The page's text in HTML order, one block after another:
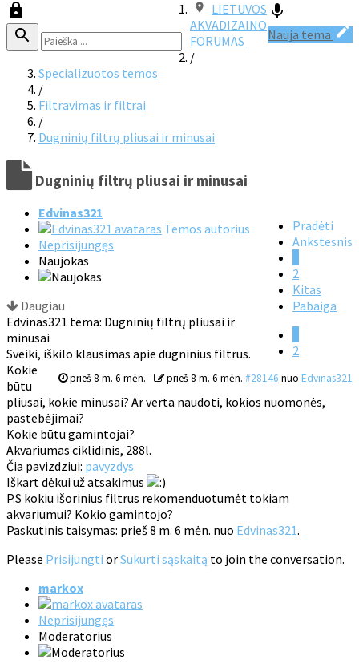
Nauja tema
LIETUVOS
AKVADIZAINO
FORUMAS
/
Specializuotos temos
/
Filtravimas ir filtrai
/
Dugninių filtrų pliusai ir minusai
Dugninių filtrų pliusai ir minusai
Pradėti
Ankstesnis
2
Kitas
Pabaiga
2
Edvinas321
Temos autorius
Neprisijungęs
Naujokas
Daugiau
prieš 8 m. 6 mėn. - prieš 8 m. 6 mėn. #28146 nuo Edvinas321
Edvinas321 tema: Dugninių filtrų pliusai ir
minusai
Sveiki, iškilo klausimas apie dugninius filtrus.
Kokie
būtu
pliusai, kokie minusai? Ar verta naudoti, kokios nuomonės,
pastebėjimai?
Kokie būtu gamintojai?
Akvariumas ciklidinis, 288l.
Čia pavizdziui: pavyzdys
Iškart dėkui už atsakimus
P.S kokiu išorinius filtrus rekomenduotumėt tokiam
akvariumui? Kokio gamintojo?
Paskutinis taisymas: prieš 8 m. 6 mėn. nuo Edvinas321.
Please Prisijungti orSukurti sąskaitą to join the conversation.
markox
Neprisijungęs
Moderatorius